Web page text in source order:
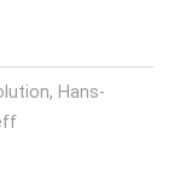
, Hans-